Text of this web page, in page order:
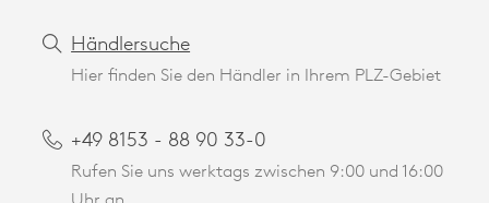
Händlersuche
Hier finden Sie den Händler in Ihrem PLZ-Gebiet
+49 8153 - 88 90 33-0
Rufen Sie uns werktags zwischen 9:00 und 16:00